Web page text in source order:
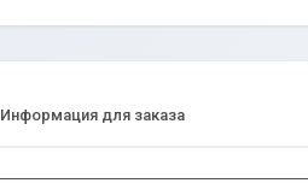
Информация для заказа